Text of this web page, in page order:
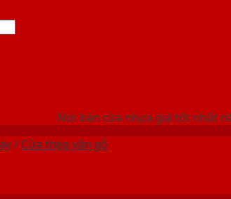
Nơi bán cửa nhựa giá tốt nhất
/Cửa thép vân gỗ